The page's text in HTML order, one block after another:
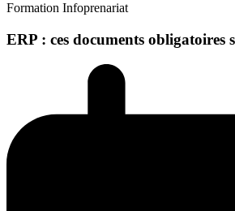
Formation Infoprenariat
ERP : ces documents obligatoires